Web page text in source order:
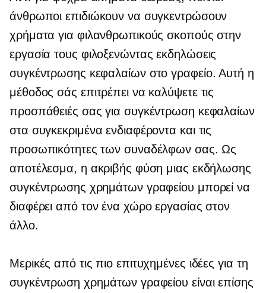
άνθρωποι επιδιώκουν να συγκεντρώσουν
χρήματα για φιλανθρωπικούς σκοπούς στην
εργασία τους φιλοξενώντας εκδηλώσεις
συγκέντρωσης κεφαλαίων στο γραφείο. Αυτή η
μέθοδος σάς επιτρέπει να καλύψετε τις
προσπάθειές σας για συγκέντρωση κεφαλαίων
στα συγκεκριμένα ενδιαφέροντα και τις
προσωπικότητες των συναδέλφων σας. Ως
αποτέλεσμα, η ακριβής φύση μιας εκδήλωσης
συγκέντρωσης χρημάτων γραφείου μπορεί να
διαφέρει από τον ένα χώρο εργασίας στον
άλλο.
Μερικές από τις πιο επιτυχημένες ιδέες για τη
συγκέντρωση χρημάτων γραφείου είναι επίσης